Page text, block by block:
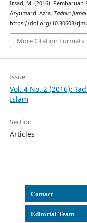
Irsad, M. (2016).
Azyumardi Azra. Tadbir:
https://doi.org/10.30603/
More Citation Formats
Issue
Vol. 4 No. 2 (2016):
Islam
Section
Articles
Contact
Editorial Team